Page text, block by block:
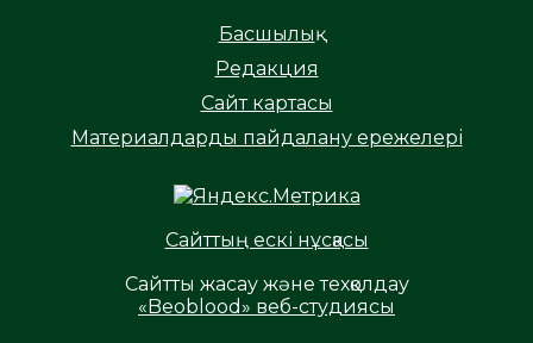
Басшылық
Редакция
Сайт картасы
Материалдарды пайдалану ережелері
Сайттың ескі нұсқасы
Сайтты жасау және техқолдау
«Beoblood» веб-студиясы